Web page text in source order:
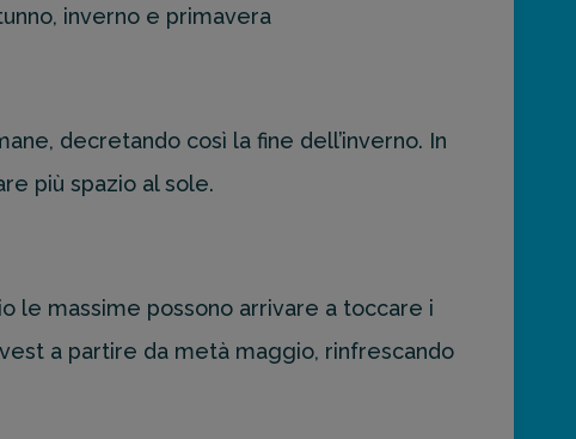
inverno e primavera
decretando così la fine dell’inverno. In
più spazio al sole.
le massime possono arrivare a toccare i
a partire da metà maggio, rinfrescando